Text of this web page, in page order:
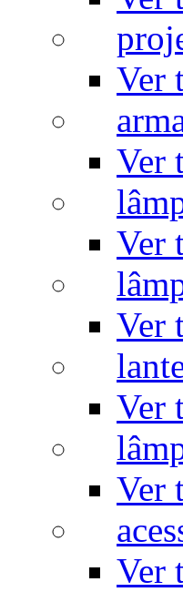
Ver
Ver
Ver
Ver
Ver
Ver
Ver